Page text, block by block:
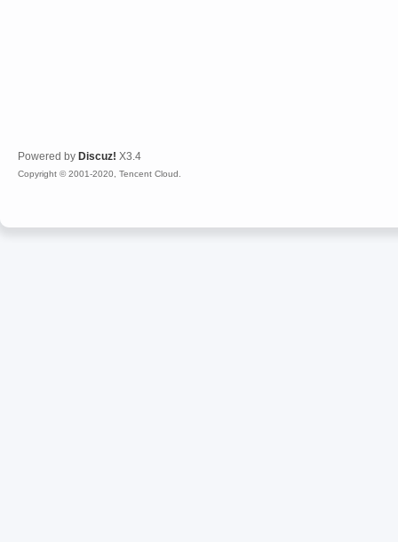
Powered by Discuz! X3.4
Copyright © 2001-2020, Tencent Cloud.